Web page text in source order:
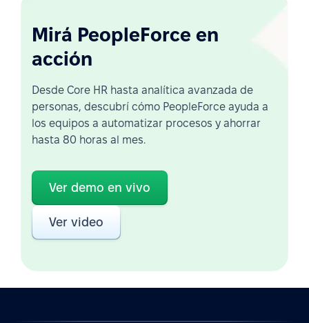
Mirá PeopleForce en
acción
Desde Core HR hasta analítica avanzada de
personas, descubrí cómo PeopleForce ayuda a
los equipos a automatizar procesos y ahorrar
hasta 80 horas al mes.
Ver demo en vivo
Ver video